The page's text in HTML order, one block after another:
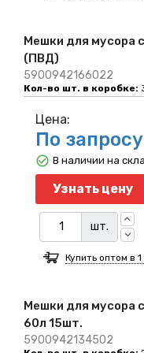
Мешки для мусора
(ПВД)
5900942166022
Кол-во шт. в коробке:
Мешки для мусора
60л 15шт.
5900942134502
Цена:
По запросу
Узнать цену
шт.
В наличии на
Купить оптом в 1